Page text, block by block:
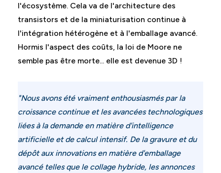
l'écosystème. Cela va de l'architecture des
transistors et de la miniaturisation continue à
l'intégration hétérogène et à l'emballage avancé.
Hormis l'aspect des coûts, la loi de Moore ne
semble pas être morte... elle est devenue 3D !
"Nous avons été vraiment enthousiasmés par la
croissance continue et les avancées technologiques
liées à la demande en matière d'intelligence
artificielle et de calcul intensif. De la gravure et du
dépôt aux innovations en matière d'emballage
avancé telles que le collage hybride, les annonces